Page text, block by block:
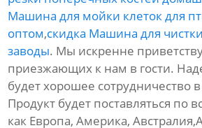
Машина для мойки клеток для
оптом,скидка Машина для
заводы. Мы искренне
приезжающих к нам в гости.
будет хорошее сотрудничество
Продукт будет поставляться по
как Европа, Америка,